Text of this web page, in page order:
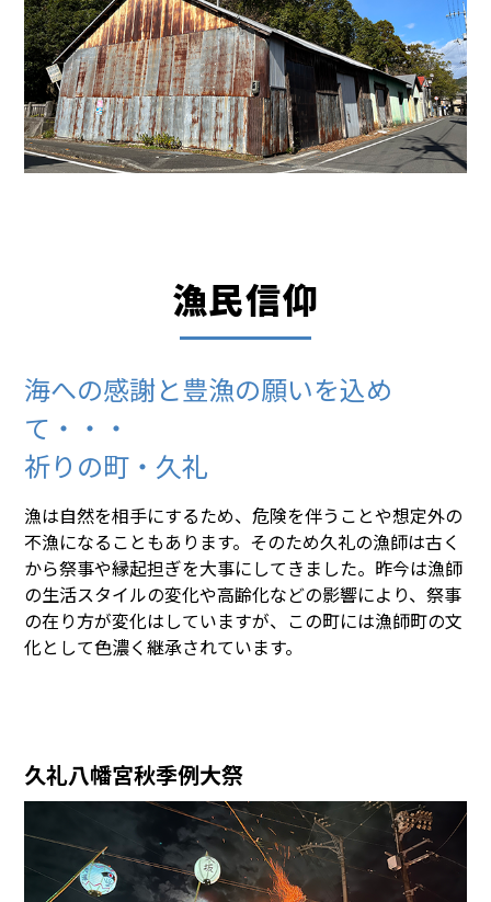
漁民信仰
海への感謝と豊漁の願いを込め
て・・・
祈りの町・久礼
漁は自然を相手にするため、危険を伴うことや想定外の
不漁になることもあります。そのため久礼の漁師は古く
から祭事や縁起担ぎを大事にしてきました。昨今は漁師
の生活スタイルの変化や高齢化などの影響により、祭事
の在り方が変化はしていますが、この町には漁師町の文
化として色濃く継承されています。
久礼八幡宮秋季例大祭